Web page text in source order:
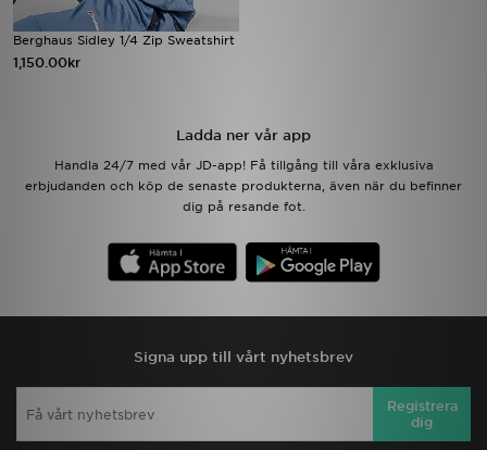
Berghaus Sidley 1/4 Zip Sweatshirt
1,150.00kr
Ladda ner vår app
Handla 24/7 med vår JD-app! Få tillgång till våra exklusiva
erbjudanden och köp de senaste produkterna, även när du befinner
dig på resande fot.
Signa upp till vårt nyhetsbrev
Registrera
dig
JD Blogg